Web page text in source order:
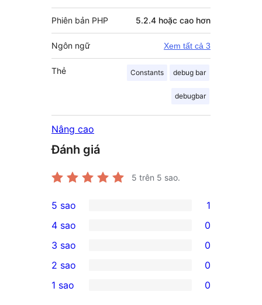
Phiên bản PHP 5.2.4 hoặc cao hơn
Ngôn ngữ Xem tất cả 3
Thẻ Constants debug bar
debugbar
Nâng cao
Đánh giá
5 trên 5 sao.
1
5-
star
review
5 sao 1
4-
star
reviews
4 sao 0
0
3-
star
3 sao 0
2-
2 sao 0
1 sao 0